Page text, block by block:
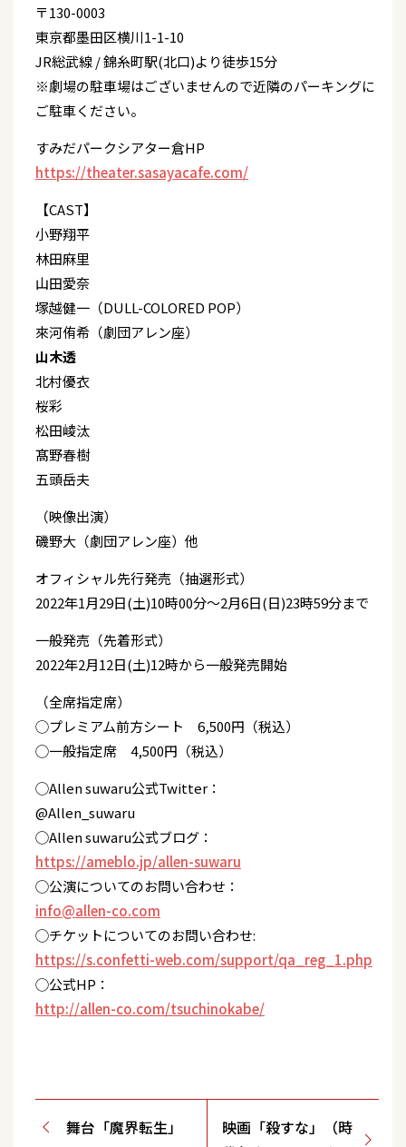
〒130-0003
東京都墨田区横川1-1-10
JR総武線 / 錦糸町駅(北口)より徒歩15分
※劇場の駐車場はございませんので近隣のパーキングに
ご駐車ください。
すみだパークシアター倉HP
https://theater.sasayacafe.com/
【CAST】
小野翔平
林田麻里
山田愛奈
塚越健一（DULL-COLORED POP）
來河侑希（劇団アレン座）
山木透
北村優衣
桜彩
松田崚汰
髙野春樹
五頭岳夫
（映像出演）
磯野大（劇団アレン座）他
オフィシャル先行発売（抽選形式）
2022年1月29日(土)10時00分～2月6日(日)23時59分まで
一般発売（先着形式）
2022年2月12日(土)12時から一般発売開始
（全席指定席）
◯プレミアム前方シート 6,500円（税込）
◯一般指定席 4,500円（税込）
◯Allen suwaru公式Twitter：
@Allen_suwaru
◯Allen suwaru公式ブログ：
https://ameblo.jp/allen-suwaru
◯公演についてのお問い合わせ：
info@allen-co.com
◯チケットについてのお問い合わせ:
https://s.confetti-web.com/support/qa_reg_1.php
◯公式HP：
http://allen-co.com/tsuchinokabe/
舞台「魔界転生」
映画「殺すな」（時